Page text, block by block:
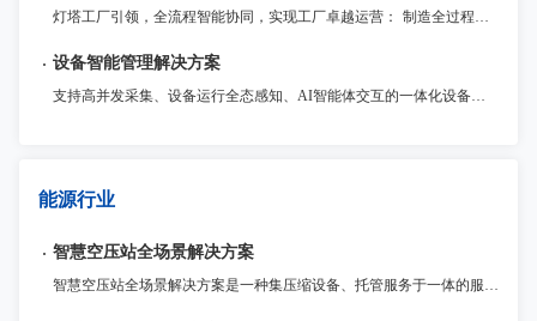
灯塔工厂引领，全流程智能协同，实现工厂卓越运营： 制造全过程监管与追溯：全面记录制造全流程数据，提升整体运营效率和质量控制水平。 流程敏捷化定制与优化：灵活定制生产管理流程和功能扩展，满足企业不同发展阶段的需求。 灯塔工厂管理实践引领：数据驱动生产资源配置，高效应对市场变化，提高盈利能力。
设备智能管理解决方案
支持高并发采集、设备运行全态感知、AI智能体交互的一体化设备智能管理平台，提供资产管理、状态监控、维修保养、远程运维、节能降耗等全场景服务。
能源行业
智慧空压站全场景解决方案
智慧空压站全场景解决方案是一种集压缩设备、托管服务于一体的服务。客户将压缩设备托管到提供商处，提供商在进行设备的维护、监测及检修，从而保障压缩空气设备的平稳运行。压缩空气托管可以大大延长压缩机的寿命，减少设备方面的开支，提高效率。